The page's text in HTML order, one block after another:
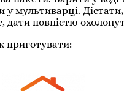
у мультиварці. Дістати,
дати повністю
приготувати: